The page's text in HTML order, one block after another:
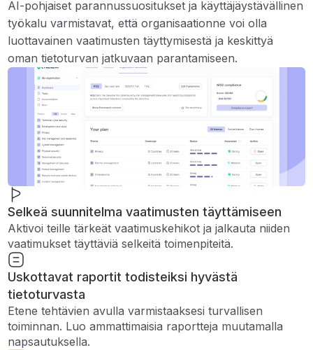
AI-pohjaiset parannussuositukset ja käyttäjäystävällinen
työkalu varmistavat, että organisaationne voi olla
luottavainen vaatimusten täyttymisestä ja keskittyä
oman tietoturvan jatkuvaan parantamiseen.
Selkeä suunnitelma vaatimusten täyttämiseen
Aktivoi teille tärkeät vaatimuskehikot ja jalkauta niiden
vaatimukset täyttäviä selkeitä toimenpiteitä.
Uskottavat raportit todisteiksi hyvästä
tietoturvasta
Etene tehtävien avulla varmistaaksesi turvallisen
toiminnan. Luo ammattimaisia ​​raportteja muutamalla
napsautuksella.